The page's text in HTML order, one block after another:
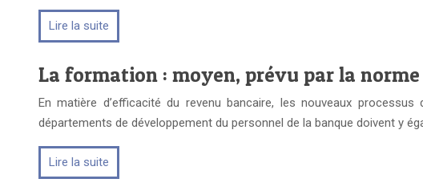
Lire la suite
La formation : moyen, prévu par la
En matière d’efficacité du revenu bancaire, les nouveaux
départements de développement du personnel de la banque doivent y
Lire la suite